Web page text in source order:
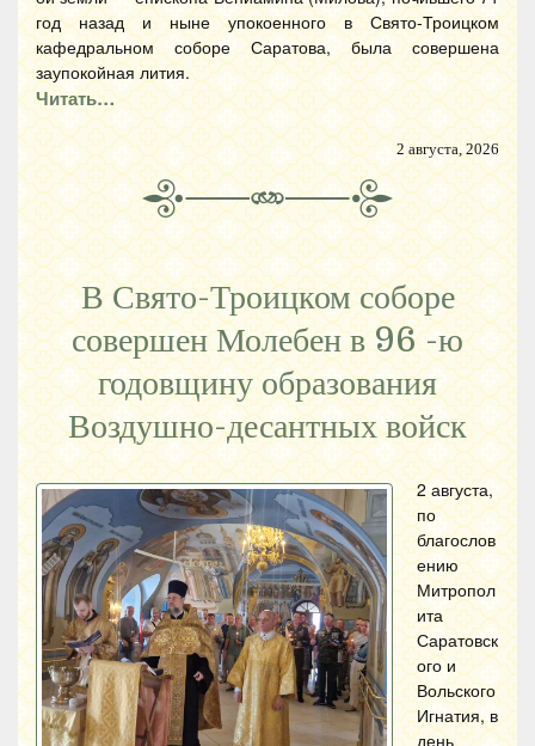
год назад и ныне упокоенного в Свято-Троицком
кафедральном соборе Саратова, была совершена
заупокойная лития.
Читать…
2 августа, 2026
В Свято-Троицком соборе
совершен Молебен в 96 -ю
годовщину образования
Воздушно-десантных войск
2 августа,
по
благослов
ению
Митропол
ита
Саратовск
ого и
Вольского
Игнатия, в
день